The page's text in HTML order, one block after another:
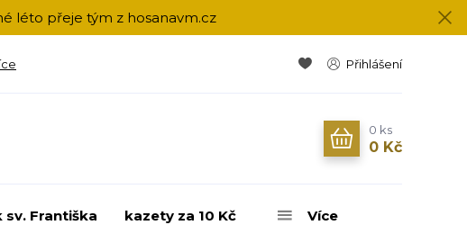
léto přeje tým z hosanavm.cz
Přihlášení
0 ks
0 Kč
sv. Františka kazety za 10 Kč Více